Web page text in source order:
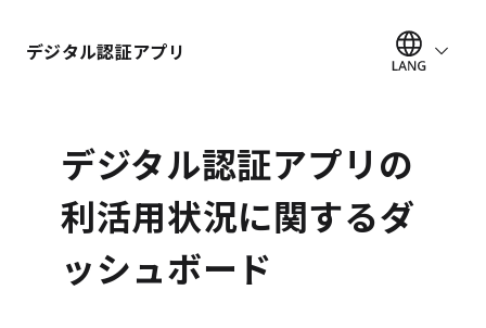
デジタル認証アプリ
デジタル認証アプリの
利活用状況に関するダ
ッシュボード